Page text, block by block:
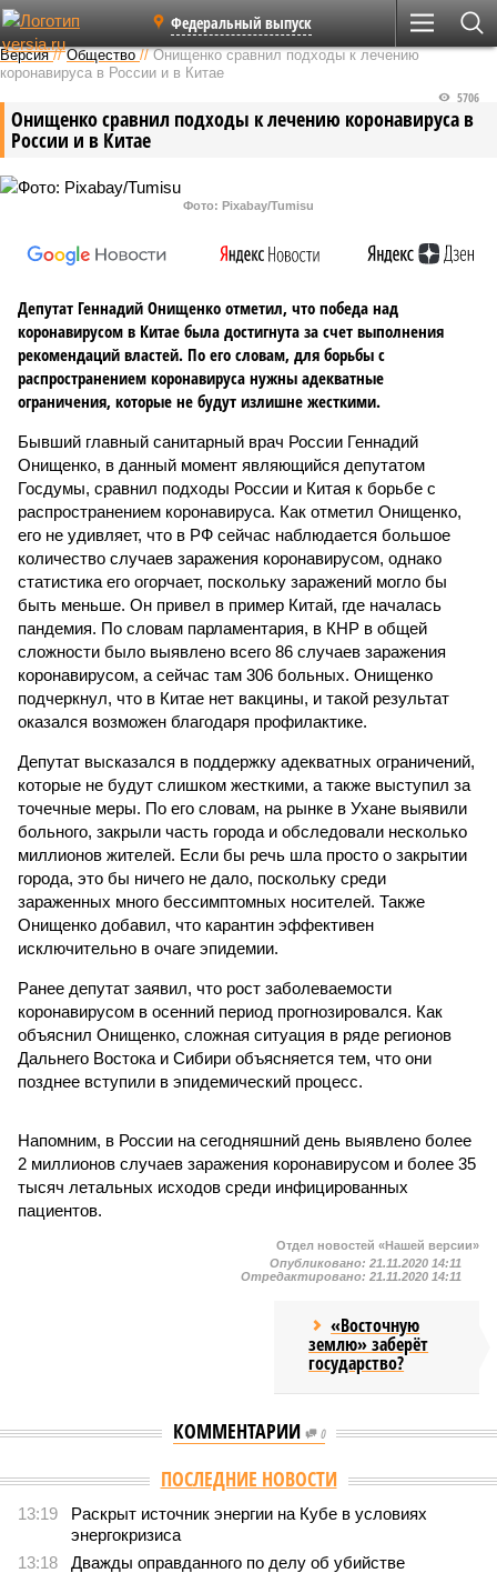
Федеральный выпуск
Версия //Общество //Онищенко сравнил подходы к лечению
коронавируса в России и в Китае
Онищенко сравнил подходы к лечению коронавируса в
России и в Китае
5706
Фото: Pixabay/Tumisu
Депутат Геннадий Онищенко отметил, что победа над
коронавирусом в Китае была достигнута за счет выполнения
рекомендаций властей. По его словам, для борьбы с
распространением коронавируса нужны адекватные
ограничения, которые не будут излишне жесткими.
Бывший главный санитарный врач России Геннадий
Онищенко, в данный момент являющийся депутатом
Госдумы, сравнил подходы России и Китая к борьбе с
распространением коронавируса. Как отметил Онищенко,
его не удивляет, что в РФ сейчас наблюдается большое
количество случаев заражения коронавирусом, однако
статистика его огорчает, поскольку заражений могло бы
быть меньше. Он привел в пример Китай, где началась
пандемия. По словам парламентария, в КНР в общей
сложности было выявлено всего 86 случаев заражения
коронавирусом, а сейчас там 306 больных. Онищенко
подчеркнул, что в Китае нет вакцины, и такой результат
оказался возможен благодаря профилактике.
Депутат высказался в поддержку адекватных ограничений,
которые не будут слишком жесткими, а также выступил за
точечные меры. По его словам, на рынке в Ухане выявили
больного, закрыли часть города и обследовали несколько
миллионов жителей. Если бы речь шла просто о закрытии
города, это бы ничего не дало, поскольку среди
зараженных много бессимптомных носителей. Также
Онищенко добавил, что карантин эффективен
исключительно в очаге эпидемии.
Ранее депутат заявил, что рост заболеваемости
коронавирусом в осенний период прогнозировался. Как
объяснил Онищенко, сложная ситуация в ряде регионов
Дальнего Востока и Сибири объясняется тем, что они
позднее вступили в эпидемический процесс.
Напомним, в России на сегодняшний день выявлено более
2 миллионов случаев заражения коронавирусом и более 35
тысяч летальных исходов среди инфицированных
пациентов.
Отдел новостей «Нашей версии»
Опубликовано: 21.11.2020 14:11
Отредактировано: 21.11.2020 14:11
«Восточную
землю» заберёт
государство?
КОММЕНТАРИИ 0
ПОСЛЕДНИЕ НОВОСТИ
13:19
Раскрыт источник энергии на Кубе в условиях
энергокризиса
13:18
Дважды оправданного по делу об убийстве